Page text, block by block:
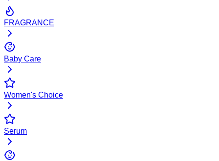
FRAGRANCE
Baby Care
Women's Choice
Serum